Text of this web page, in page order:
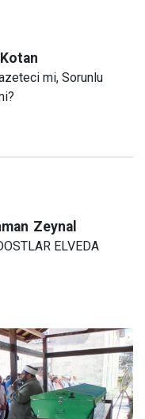
Kotan
mi, Sorunlu
Zeynal
ELVEDA